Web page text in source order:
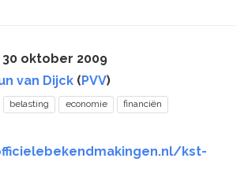
oktober 2009
van Dijck (PVV)
belasting economie
financiën
kst-